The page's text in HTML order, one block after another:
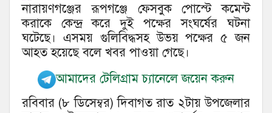
নারায়ণগঞ্জের রূপগঞ্জে ফেসবুক পোস্টে কমেন্ট
করাকে কেন্দ্র করে দুই পক্ষের সংঘর্ষের ঘটনা
ঘটেছে। এসময় গুলিবিদ্ধসহ উভয় পক্ষের ৫ জন
আহত হয়েছে বলে খবর পাওয়া গেছে।
আমাদের টেলিগ্রাম চ্যানেলে জয়েন করুন
রবিবার (৮ ডিসেম্বর) দিবাগত রাত ২টায় উপজেলার